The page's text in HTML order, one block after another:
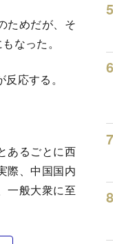
ためだが、そ
なった。
応する。
あるごとに西
際、中国国内
一般大衆に至